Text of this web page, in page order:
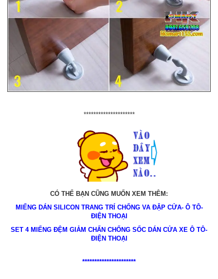
*********************
CÓ THỂ BẠN CŨNG MUỐN XEM THÊM:
MIẾNG DÁN SILICON TRANG TRÍ CHỐNG VA ĐẬP CỬA- Ô TÔ-
ĐIỆN THOẠI
SET 4 MIẾNG ĐỆM GIẢM CHẤN CHỐNG SỐC DÁN CỬA XE Ô TÔ-
ĐIỆN THOẠI
**********************